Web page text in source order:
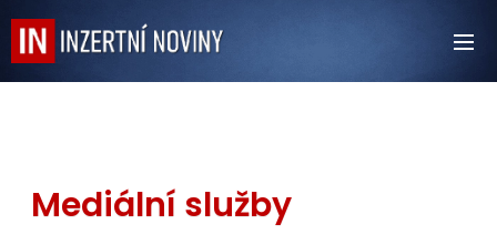
Mediální služby